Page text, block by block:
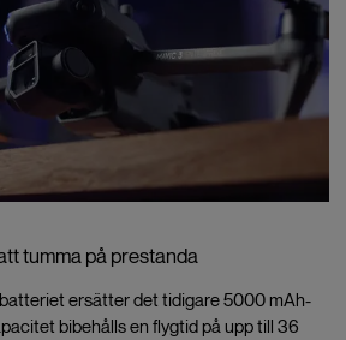
tumma på prestanda
ersätter det tidigare 5000 mAh-
bibehålls en flygtid på upp till 36